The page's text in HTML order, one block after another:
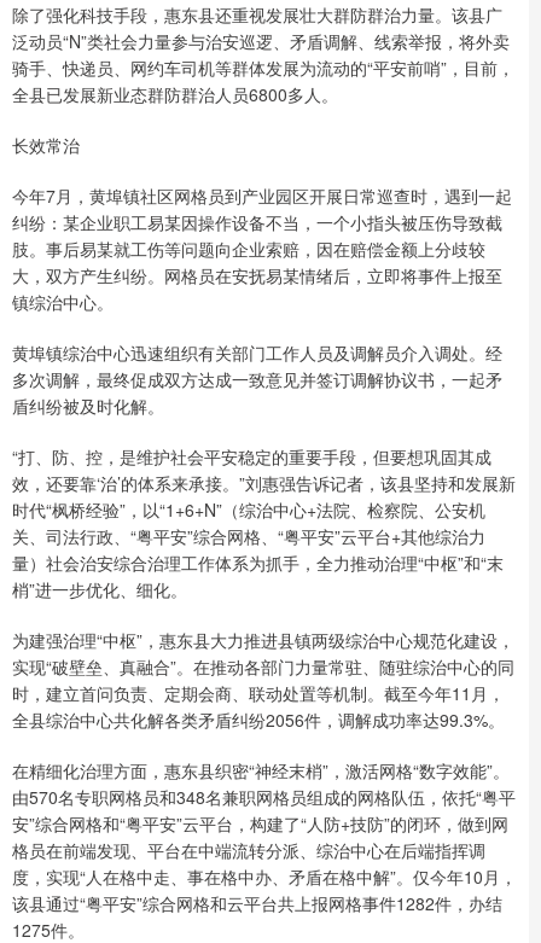
除了强化科技手段，惠东县还重视发展壮大群防群治力量。该县广
泛动员“N”类社会力量参与治安巡逻、矛盾调解、线索举报，将外卖
骑手、快递员、网约车司机等群体发展为流动的“平安前哨”，目前，
全县已发展新业态群防群治人员6800多人。
长效常治
今年7月，黄埠镇社区网格员到产业园区开展日常巡查时，遇到一起
纠纷：某企业职工易某因操作设备不当，一个小指头被压伤导致截
肢。事后易某就工伤等问题向企业索赔，因在赔偿金额上分歧较
大，双方产生纠纷。网格员在安抚易某情绪后，立即将事件上报至
镇综治中心。
黄埠镇综治中心迅速组织有关部门工作人员及调解员介入调处。经
多次调解，最终促成双方达成一致意见并签订调解协议书，一起矛
盾纠纷被及时化解。
“打、防、控，是维护社会平安稳定的重要手段，但要想巩固其成
效，还要靠‘治’的体系来承接。”刘惠强告诉记者，该县坚持和发展新
时代“枫桥经验”，以“1+6+N”（综治中心+法院、检察院、公安机
关、司法行政、“粤平安”综合网格、“粤平安”云平台+其他综治力
量）社会治安综合治理工作体系为抓手，全力推动治理“中枢”和“末
梢”进一步优化、细化。
为建强治理“中枢”，惠东县大力推进县镇两级综治中心规范化建设，
实现“破壁垒、真融合”。在推动各部门力量常驻、随驻综治中心的同
时，建立首问负责、定期会商、联动处置等机制。截至今年11月，
全县综治中心共化解各类矛盾纠纷2056件，调解成功率达99.3%。
在精细化治理方面，惠东县织密“神经末梢”，激活网格“数字效能”。
由570名专职网格员和348名兼职网格员组成的网格队伍，依托“粤平
安”综合网格和“粤平安”云平台，构建了“人防+技防”的闭环，做到网
格员在前端发现、平台在中端流转分派、综治中心在后端指挥调
度，实现“人在格中走、事在格中办、矛盾在格中解”。仅今年10月，
该县通过“粤平安”综合网格和云平台共上报网格事件1282件，办结
1275件。